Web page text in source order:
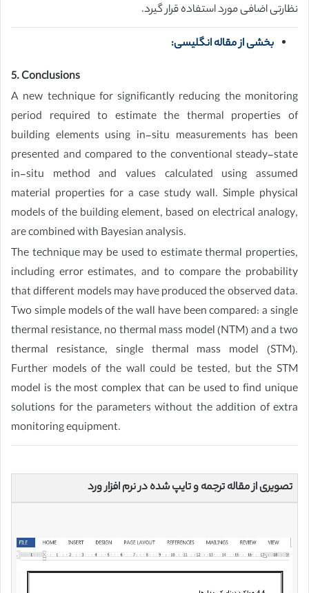
نظارتی اضافی مورد استفاده قرار گیرد.
بخشی از مقاله انگلیسی:
5. Conclusions
A new technique for significantly reducing the monitoring
period required to estimate the thermal properties of
building elements using in-situ measurements has been
presented and compared to the conventional steady-state
in-situ method and values calculated using assumed
material properties for a case study wall. Simple physical
models of the building element, based on electrical analogy,
are combined with Bayesian analysis.
The technique may be used to estimate thermal properties,
including error estimates, and to compare the probability
that different models may have produced the observed data.
Two simple models of the wall have been compared: a single
thermal resistance, no thermal mass model (NTM) and a two
thermal resistance, single thermal mass model (STM).
Further models of the wall could be tested, but the STM
model is the most complex that can be used to find unique
solutions for the parameters without the addition of extra
monitoring equipment.
تصویری از مقاله ترجمه و تایپ شده در نرم افزار ورد